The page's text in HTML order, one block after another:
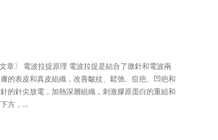
章〕 電波拉提原理 電波拉提是結合了微針和電波兩
的表皮和真皮組織，改善皺紋、鬆弛、痘疤、凹疤和
的針尖放電，加熱深層組織，刺激膠原蛋白的重組和
方，...